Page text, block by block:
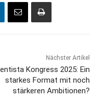
Nächster Artikel
Kongress 2025: Ein
starkes Format mit noch
stärkeren Ambitionen?